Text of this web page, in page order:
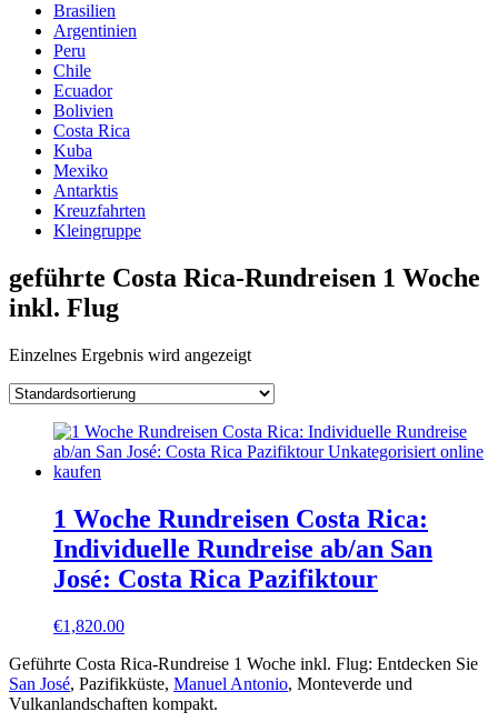
Brasilien
Argentinien
Peru
Chile
Ecuador
Bolivien
Costa Rica
Kuba
Mexiko
Antarktis
Kreuzfahrten
Kleingruppe
geführte Costa Rica-Rundreisen 1 Woche
inkl. Flug
Einzelnes Ergebnis wird angezeigt
1 Woche Rundreisen Costa Rica:
Individuelle Rundreise ab/an San
José: Costa Rica Pazifiktour
€1,820.00
Geführte Costa Rica-Rundreise 1 Woche inkl. Flug: Entdecken Sie
San José, Pazifikküste, Manuel Antonio, Monteverde und
Vulkanlandschaften kompakt.